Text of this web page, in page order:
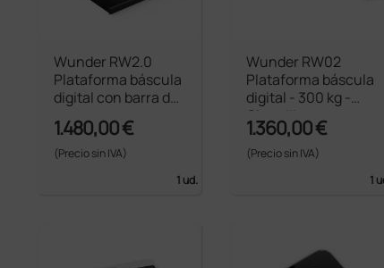
Wunder RW2.0
Plataforma báscula
digital con barra de
1.480,00 €
(Precio sin IVA)
1 ud.
Wunder RW02
Plataforma báscula
digital - 300 kg -
Clase III
1.360,00 €
(Precio sin IVA)
1